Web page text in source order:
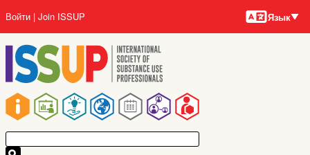
основному
содержанию
Main
navigation
User
account
menu
Войти Join ISSUP Языки
Язык